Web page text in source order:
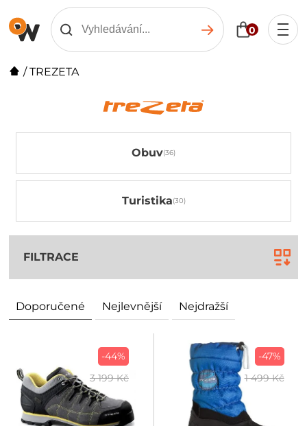
0
/TREZETA
Obuv
Turistika
FILTRACE
Doporučené Nejlevnější Nejdražší
-44%
3 199 Kč
-47%
1 499 Kč